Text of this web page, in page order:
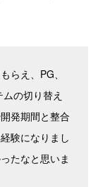
らえ、PG、
の切り替え
発期間と整合
験になりまし
たなと思いま